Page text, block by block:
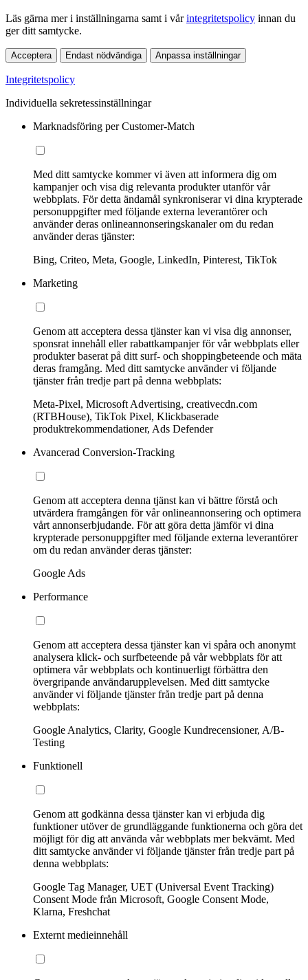
Läs gärna mer i inställningarna samt i vårintegritetspolicy innan du
ger ditt samtycke.
Acceptera Endast nödvändiga Anpassa inställningar
Integritetspolicy
Individuella sekretessinställningar
Marknadsföring per Customer-Match
Med ditt samtycke kommer vi även att informera dig om
kampanjer och visa dig relevanta produkter utanför vår
webbplats. För detta ändamål synkroniserar vi dina krypterade
personuppgifter med följande externa leverantörer och
använder deras onlineannonseringskanaler om du redan
använder deras tjänster:
Bing, Criteo, Meta, Google, LinkedIn, Pinterest, TikTok
Marketing
Genom att acceptera dessa tjänster kan vi visa dig annonser,
sponsrat innehåll eller rabattkampanjer för vår webbplats eller
produkter baserat på ditt surf- och shoppingbeteende och mäta
deras framgång. Med ditt samtycke använder vi följande
tjänster från tredje part på denna webbplats:
Meta-Pixel, Microsoft Advertising, creativecdn.com
(RTBHouse), TikTok Pixel, Klickbaserade
produktrekommendationer, Ads Defender
Avancerad Conversion-Tracking
Genom att acceptera denna tjänst kan vi bättre förstå och
utvärdera framgången för vår onlineannonsering och optimera
vårt annonserbjudande. För att göra detta jämför vi dina
krypterade personuppgifter med följande externa leverantörer
om du redan använder deras tjänster:
Google Ads
Performance
Genom att acceptera dessa tjänster kan vi spåra och anonymt
analysera klick- och surfbeteende på vår webbplats för att
optimera vår webbplats och kontinuerligt förbättra den
övergripande användarupplevelsen. Med ditt samtycke
använder vi följande tjänster från tredje part på denna
webbplats:
Google Analytics, Clarity, Google Kundrecensioner, A/B-
Testing
Funktionell
Genom att godkänna dessa tjänster kan vi erbjuda dig
funktioner utöver de grundläggande funktionerna och göra det
möjligt för dig att använda vår webbplats mer bekvämt. Med
ditt samtycke använder vi följande tjänster från tredje part på
denna webbplats:
Google Tag Manager, UET (Universal Event Tracking)
Consent Mode från Microsoft, Google Consent Mode,
Klarna, Freshchat
Externt medieinnehåll